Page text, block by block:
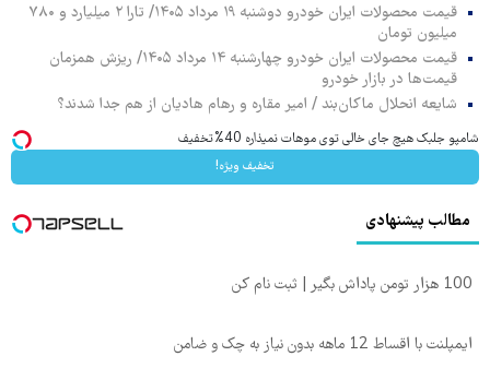
قیمت محصولات ایران خودرو دوشنبه ۱۹ مرداد ۱۴۰۵/ تارا ۲ میلیارد و ۷۸۰
میلیون تومان
قیمت محصولات ایران خودرو چهارشنبه ۱۴ مرداد ۱۴۰۵/ ریزش همزمان
قیمت‌ها در بازار خودرو
شایعه انحلال ماکان‌بند / امیر مقاره و رهام هادیان از هم جدا شدند؟
شامپو جلبک هیچ جای خالی توی موهات نمیذاره 40%تخفیف
تخفیف ویژه!
مطالب پیشنهادی
100 هزار تومن پاداش بگیر | ثبت نام کن
ایمپلنت با اقساط 12 ماهه بدون نیاز به چک و ضامن